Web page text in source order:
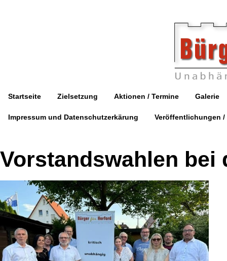
Startseite Zielsetzung Aktionen / Termine Galerie
Impressum und Datenschutzerkärung Veröffentlichungen /
Vorstandswahlen bei